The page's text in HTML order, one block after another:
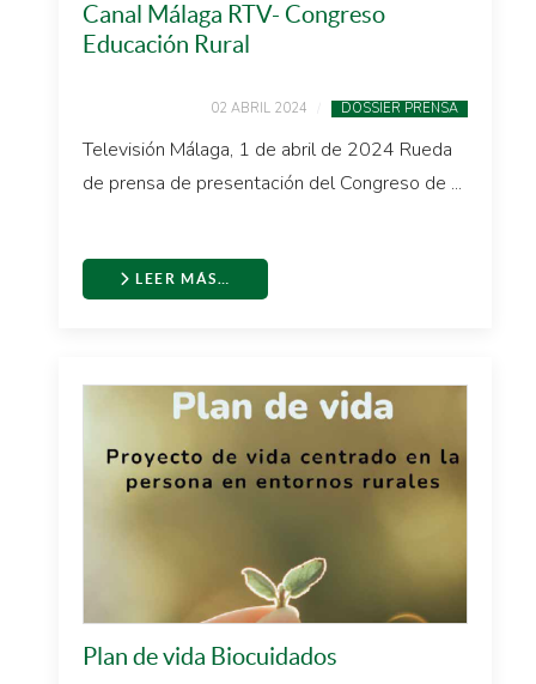
Canal Málaga RTV- Congreso
Educación Rural
02 ABRIL 2024 DOSSIER PRENSA
Televisión Málaga, 1 de abril de 2024 Rueda
de prensa de presentación del Congreso de ...
LEER MÁS…
Plan de vida Biocuidados